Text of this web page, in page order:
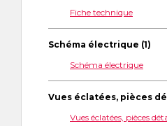
Fiche technique
Schéma électrique (1)
Schéma électrique
Vues éclatées, pièces
Vues éclatées, pièces